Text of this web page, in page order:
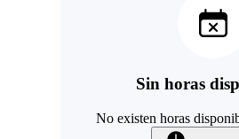
Sin horas
No existen horas